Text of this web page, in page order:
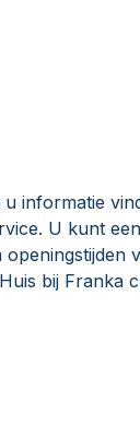
informatie
U kunt
bij Franka